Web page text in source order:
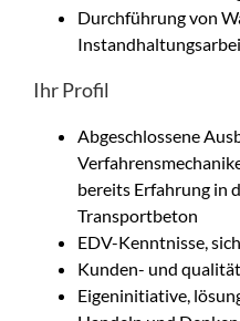
Durchführung von
Ihr Profil
Abgeschlossene
bereits Erfahrung in
Transportbeton
EDV-Kenntnisse,
Kunden- und
Eigeninitiative,